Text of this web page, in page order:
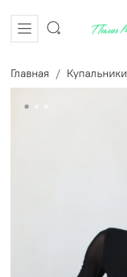
Главная Купальники